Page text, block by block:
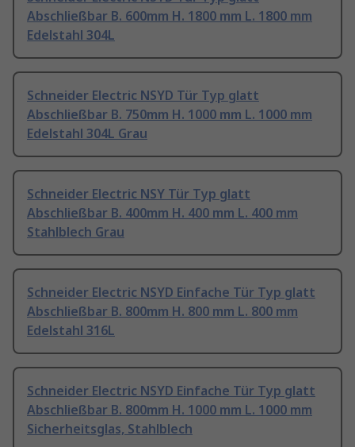
Abschließbar B. 600mm H. 1800 mm L. 1800 mm
Edelstahl 304L
Schneider Electric NSYD Tür Typ glatt
Abschließbar B. 750mm H. 1000 mm L. 1000 mm
Edelstahl 304L Grau
Schneider Electric NSY Tür Typ glatt
Abschließbar B. 400mm H. 400 mm L. 400 mm
Stahlblech Grau
Schneider Electric NSYD Einfache Tür Typ glatt
Abschließbar B. 800mm H. 800 mm L. 800 mm
Edelstahl 316L
Schneider Electric NSYD Einfache Tür Typ glatt
Abschließbar B. 800mm H. 1000 mm L. 1000 mm
Sicherheitsglas, Stahlblech